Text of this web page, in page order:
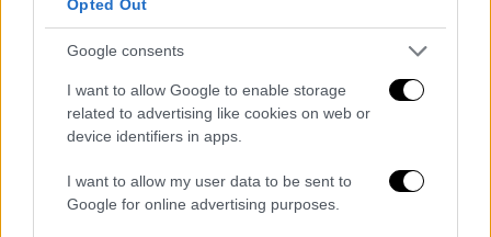
Opted Out
Google consents
I want to allow Google to enable storage
related to advertising like cookies on web or
device identifiers in apps.
I want to allow my user data to be sent to
Google for online advertising purposes.
προστατεύσει και να τους επιτρέψει να
επιστρέψουν στις ομάδες τους».
Στοιχημάτιζε σε αγώνες της ομάδας
του ο Τζανιόλο
Σύμφωνα με ιταλικά ΜΜΕ ο Τζανιόλο
φέρεται να στοιχημάτιζε σε αγώνες της